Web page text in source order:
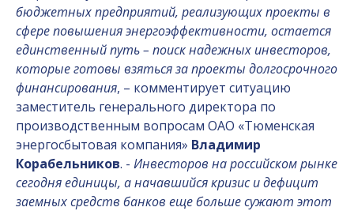
бюджетных предприятий, реализующих проекты в
сфере повышения энергоэффективности, остается
единственный путь – поиск надежных инвесторов,
которые готовы взяться за проекты долгосрочного
финансирования, – комментирует ситуацию
заместитель генерального директора по
производственным вопросам ОАО «Тюменская
энергосбытовая компания» Владимир
Корабельников. - Инвесторов на российском рынке
сегодня единицы, а начавшийся кризис и дефицит
заемных средств банков еще больше сужают этот